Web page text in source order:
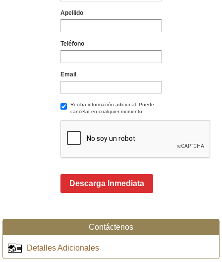
Apellido
Teléfono
Email
Reciba información adicional. Puede
cancelar en cualquier momento.
Descarga Inmediata
Contáctenos
Detalles Adicionales